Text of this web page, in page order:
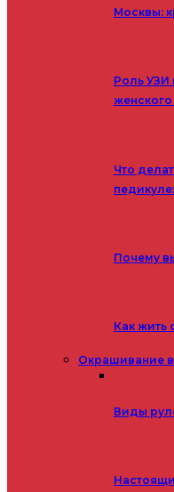
Москвы:
Роль УЗИ
Что
Почему
Как жить
Окрашивание
Виды